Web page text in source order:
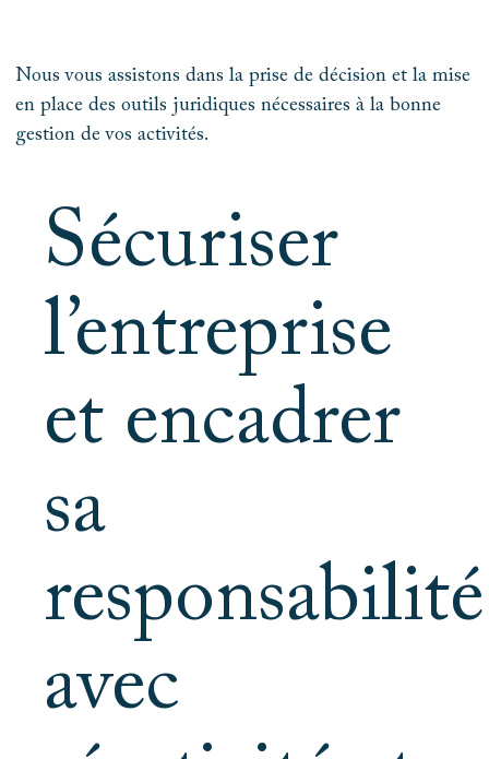
Nous vous assistons dans la prise de décision et la mise
en place des outils juridiques nécessaires à la bonne
gestion de vos activités.
Sécuriser
l’entreprise
et encadrer
sa
responsabilité
avec